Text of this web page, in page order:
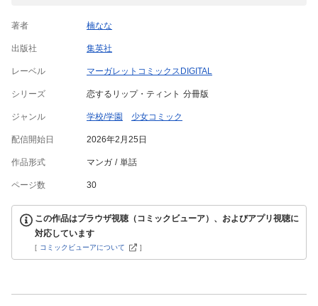
著者 楠なな
出版社 集英社
レーベル マーガレットコミックスDIGITAL
シリーズ 恋するリップ・ティント 分冊版
ジャンル 学校/学園 少女コミック
配信開始日 2026年2月25日
作品形式 マンガ 単話
ページ数 30
この作品はブラウザ視聴（コミックビューア）、およびアプリ視聴に
対応しています
[ コミックビューアについて ]